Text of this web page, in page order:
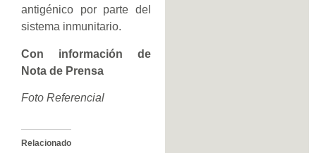
antigénico por parte del
sistema inmunitario.
Con información de
Nota de Prensa
Foto Referencial
Relacionado